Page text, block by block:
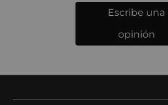
Escribe una
opinión